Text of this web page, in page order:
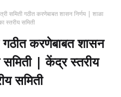
समिती गठीत करणेबाबत शासन निर्णय | शाळा
स्तरीय समिती
गठीत करणेबाबत शासन
समिती | केंद्र स्तरीय
समिती